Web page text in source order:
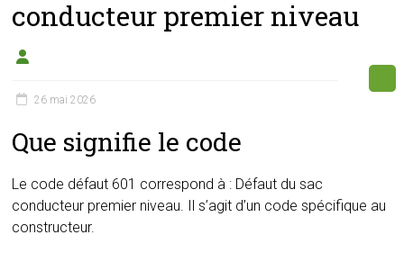
boîtier
éthanol
conducteur premier niveau
26 mai 2026
Que signifie le code
Le code défaut 601 correspond à : Défaut du sac
conducteur premier niveau. Il s’agit d’un code spécifique au
constructeur.